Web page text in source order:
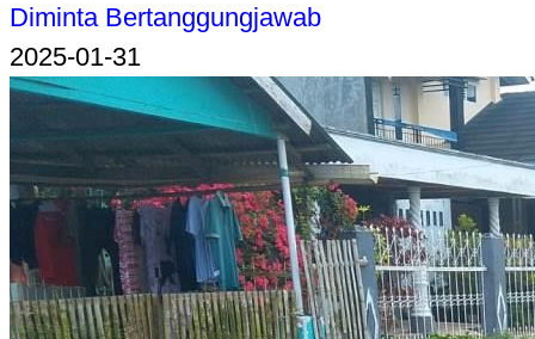
Diminta Bertanggungjawab
2025-01-31